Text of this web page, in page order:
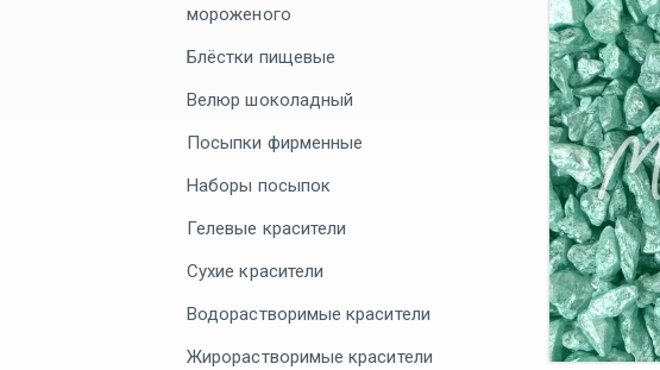
мороженого
Блёстки пищевые
Велюр шоколадный
Посыпки фирменные
Наборы посыпок
Гелевые красители
Сухие красители
Водорастворимые красители
Жирорастворимые красители